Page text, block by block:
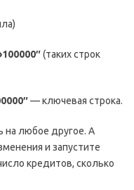
(таких строк
— ключевая строка.
на любое другое. А
и запустите
кредитов, сколько